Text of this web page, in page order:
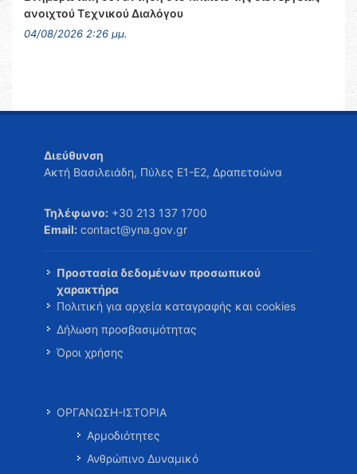
ανοιχτού Τεχνικού Διαλόγου
04/08/2026 2:26 μμ.
Διεύθυνση
Ακτή Βασιλειάδη, Πύλες Ε1-Ε2, Δραπετσώνα
Τηλέφωνο: +30 213 137 1700
Email: contact@yna.gov.gr
Προστασία δεδομένων προσωπικού
χαρακτήρα
Πολιτική για αρχεία καταγραφής και cookies
Δήλωση προσβασιμότητας
Όροι χρήσης
ΟΡΓΑΝΩΣΗ-ΙΣΤΟΡΙΑ
Αρμοδιότητες
Ανθρώπινο Δυναμικό